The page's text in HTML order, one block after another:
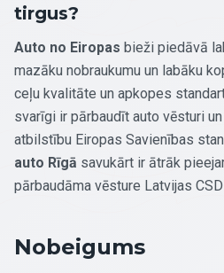
tirgus?
Auto no Eiropas bieži piedāvā
mazāku nobraukumu un labāku
ceļu kvalitāte un apkopes
svarīgi ir pārbaudīt auto vēsturi
atbilstību Eiropas Savienības
auto Rīgā savukārt ir ātrāk
pārbaudāma vēsture Latvijas
Nobeigums